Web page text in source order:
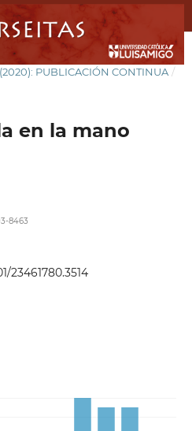
PUBLICACIÓN CONTINUA /
en la mano
8463
23461780.3514